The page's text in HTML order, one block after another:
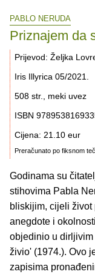
PABLO NERUDA
Priznajem da
Prijevod: Željka
Iris Illyrica 05/2021.
508 str., meki uvez
ISBN
Cijena: 21.10 eur
Preračunato po fiksnom
Godinama su
stihovima Pabla
bliskijim, cijeli
anegdote i
objedinio u
živio' (1974.). Ovo
zapisima